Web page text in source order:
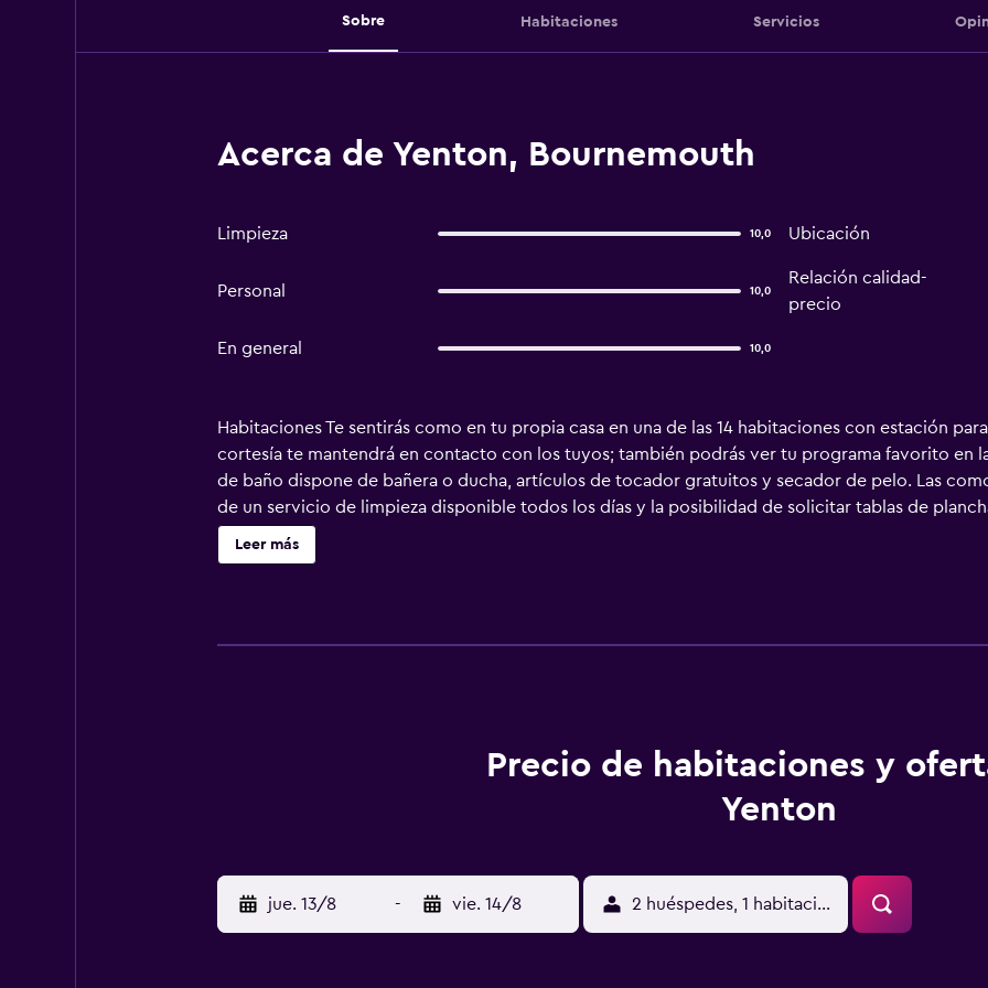
Sobre Habitaciones Servicios
Acerca de Yenton, Bournemouth
Limpieza 10,0 Ubicación
Personal 10,0
Relación calidad-
precio
En general 10,0
Habitaciones Te sentirás como en tu propia casa en una de las 14 habitaciones con estación
cortesía te mantendrá en contacto con los tuyos; también podrás ver tu programa favorito en
de baño dispone de bañera o ducha, artículos de tocador gratuitos y secador de pelo. Las
de un servicio de limpieza disponible todos los días y la posibilidad de solicitar tablas de
jardín donde descansar y comodidades, como acceso a internet por wifi con cargo, ¡no te
incluyen servicio de organización de bodas y asistencia turística y para la compra de entradas.
GBP 12 por noche. Mascotas: GBP 12 por mascota, por noche Se aplica un cargo por check-in
02:00. La lista anterior puede estar incompleta. Además, es posible que los impuestos no estén
Check-In El Checkin empieza a las 14:00 El Checkin termina a las 22:00 La Edad minima de
autoridades gubernamentales, y una tarjeta de crédito, débito o depósito en efectivo en el
Las solicitudes especiales no se pueden garantizar. Están sujetas a disponibilidad al momento
adicionales. Esta propiedad acepta tarjetas de crédito principales y tarjetas de débito; no se
Leer más
Precio de habitaciones y
Yenton
jue. 13/8 - vie. 14/8 2 huéspedes, 1 habitación